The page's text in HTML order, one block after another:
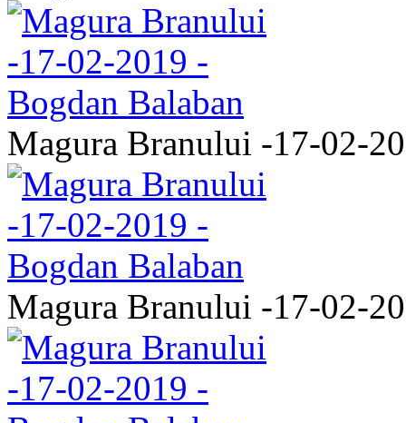
Magura Branului -17-02-
Magura Branului -17-02-